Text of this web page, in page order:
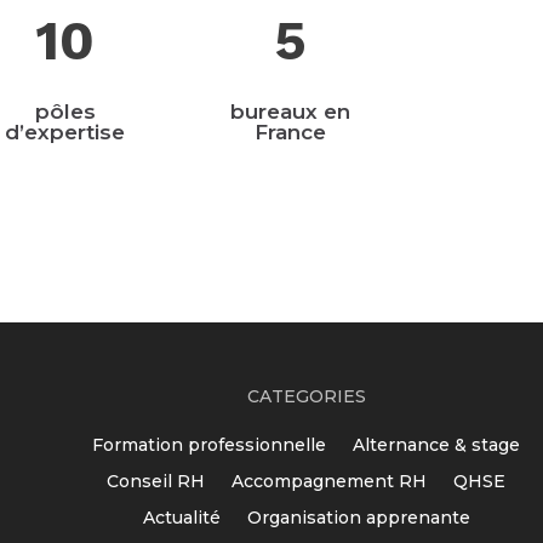
10
pôles
d’expertise
5
bureaux en
France
CATEGORIES
Formation professionnelle
Alternance & stage
Conseil RH
Accompagnement RH
QHSE
Actualité
Organisation apprenante